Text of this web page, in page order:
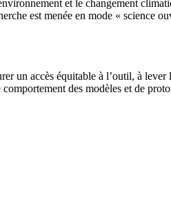
et le changement
est menée en mode « science
un accès équitable à l’outil, à
des modèles et de